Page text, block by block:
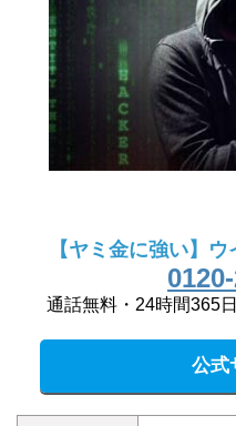
【ヤミ金に強い】
通話無料・24時間365
公式